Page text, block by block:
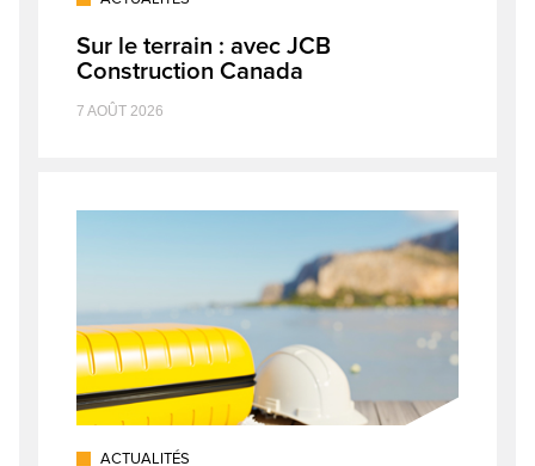
Sur le terrain : avec JCB
Construction Canada
7 AOÛT 2026
ACTUALITÉS